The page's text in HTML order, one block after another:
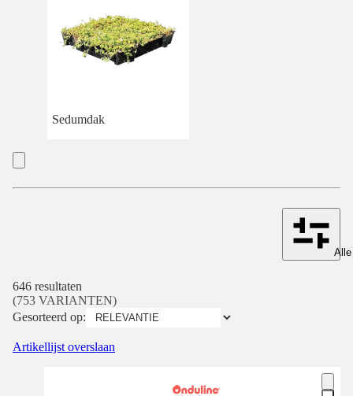
Sedumdak
646 resultaten
(753 VARIANTEN)
Gesorteerd op:
Artikellijst overslaan